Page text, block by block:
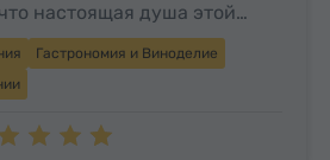
настоящая душа этой…
Гастрономия и Виноделие